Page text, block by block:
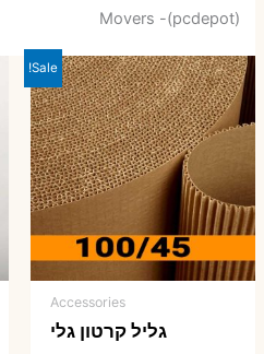
Movers -(pcdepot)
Sale!
Accessories
גליל קרטון גלי